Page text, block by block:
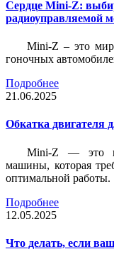
Сердце Mini-Z:
радиоуправляемой
Mini-Z – это мир
гоночных
Подробнее
21.06.2025
Обкатка двигателя
Mini-Z — это
машины, которая
оптимальной работы.
Подробнее
12.05.2025
Что делать, если